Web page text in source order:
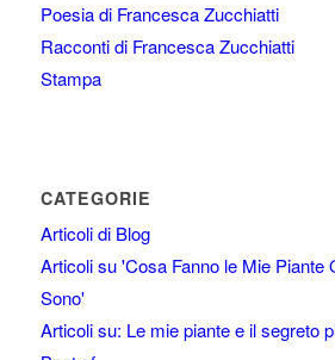
Poesia di Francesca Zucchiatti
Racconti di Francesca Zucchiatti
Stampa
CATEGORIE
Articoli di Blog
Articoli su 'Cosa Fanno le Mie Piante
Sono'
Articoli su: Le mie piante e il segreto